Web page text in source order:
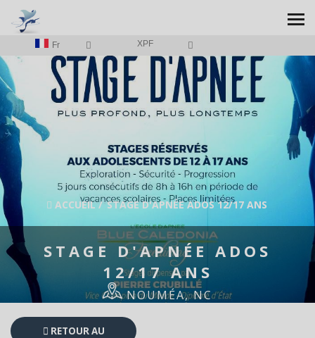
Fr XPF
ACCUEIL/ STAGE D'APNÉE ADOS 12/17 ANS
STAGE D'APNÉE ADOS
12/17 ANS
NOUMÉA, NC
RETOUR AU